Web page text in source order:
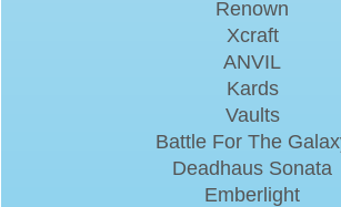
Renown
Xcraft
ANVIL
Kards
Vaults
Battle For The
Deadhaus Sonata
Emberlight